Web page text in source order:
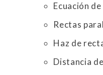
Ecuación
Rectas
Haz de
Distancia